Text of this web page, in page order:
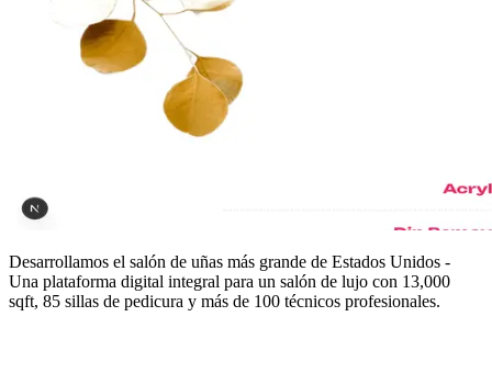
Desarrollamos el salón de uñas más grande de Estados Unidos -
Una plataforma digital integral para un salón de lujo con 13,000
sqft, 85 sillas de pedicura y más de 100 técnicos profesionales.